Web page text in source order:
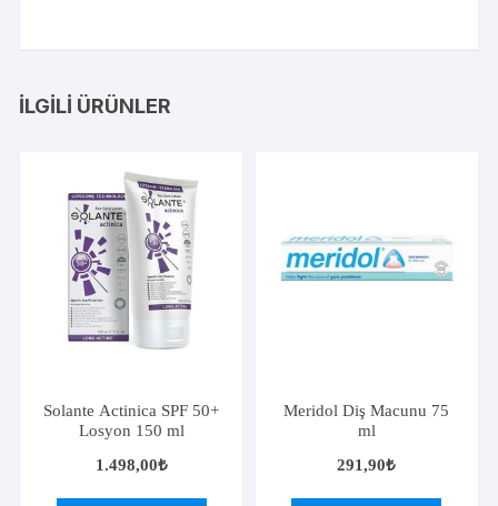
İLGILI ÜRÜNLER
Solante Actinica SPF 50+
Losyon 150 ml
1.498,00₺
Meridol Diş Macunu 75
ml
291,90₺